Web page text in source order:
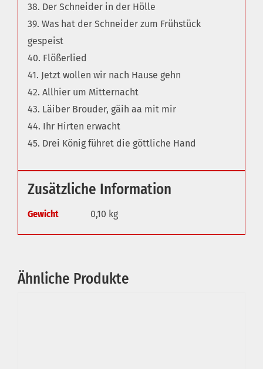
38. Der Schneider in der Hölle
39. Was hat der Schneider zum Frühstück
gespeist
40. Flößerlied
41. Jetzt wollen wir nach Hause gehn
42. Allhier um Mitternacht
43. Läiber Brouder, gäih aa mit mir
44. Ihr Hirten erwacht
45. Drei König führet die göttliche Hand
Zusätzliche Information
Gewicht 0,10 kg
Ähnliche Produkte